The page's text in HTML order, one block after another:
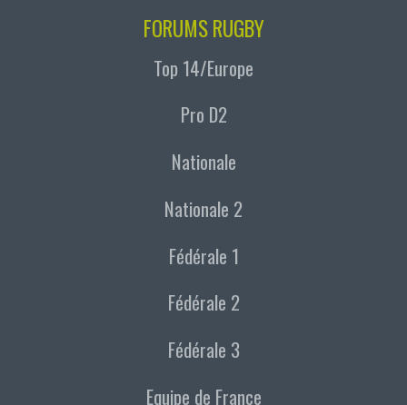
FORUMS RUGBY
Top 14/Europe
Pro D2
Nationale
Nationale 2
Fédérale 1
Fédérale 2
Fédérale 3
Equipe de France